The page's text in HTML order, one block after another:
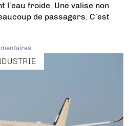
l’eau froide. Une valise non
de passagers. C’est